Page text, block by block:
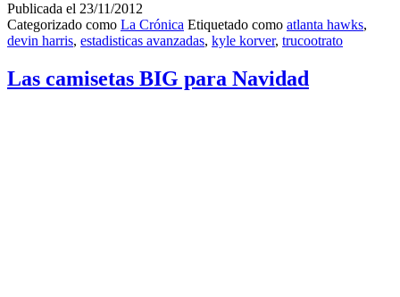
Publicada el 23/11/2012
Categorizado como La Crónica Etiquetado como atlanta hawks,
devin harris, estadisticas avanzadas, kyle korver, trucootrato
Las camisetas BIG para Navidad